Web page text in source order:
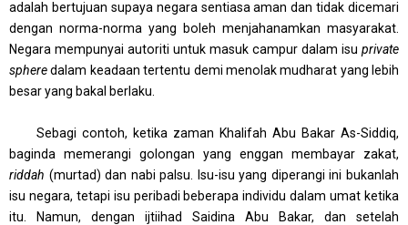
adalah bertujuan supaya negara sentiasa aman dan tidak dicemari
dengan norma-norma yang boleh menjahanamkan masyarakat.
Negara mempunyai autoriti untuk masuk campur dalam isu private
spheredalam keadaan tertentu demi menolak mudharat yang lebih
besar yang bakal berlaku.
Sebagi contoh, ketika zaman Khalifah Abu Bakar As-Siddiq,
baginda memerangi golongan yang enggan membayar zakat,
riddah (murtad) dan nabi palsu. Isu-isu yang diperangi ini bukanlah
isu negara, tetapi isu peribadi beberapa individu dalam umat ketika
itu. Namun, dengan ijtiihad Saidina Abu Bakar, dan setelah